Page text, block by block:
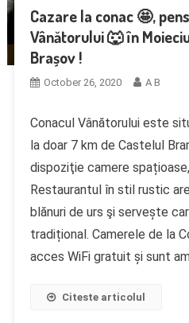
Cazare la conac 🤩,
Vânătorului 🐺 în
Brașov !
October 26, 2020 A B
Conacul Vânătorului este
la doar 7 km de Castelul
dispoziţie camere
Restaurantul în stil rustic
blănuri de urs şi servește
tradițional. Camerele de la
acces WiFi gratuit și sunt
Citeste articolul